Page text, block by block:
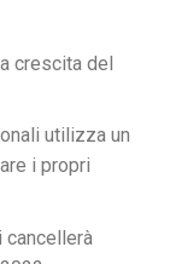
crescita del
utilizza un
i propri
cancellerà